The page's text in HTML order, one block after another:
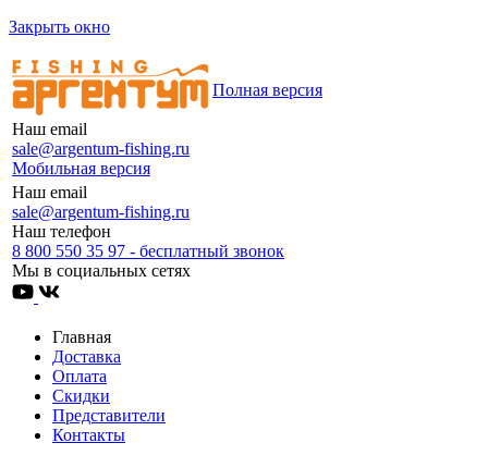
Закрыть окно
Наш email
sale@argentum-fishing.ru
Мобильная версия
Полная версия
Наш email
sale@argentum-fishing.ru
Наш телефон
8 800 550 35 97 - бесплатный звонок
Мы в социальных сетях
Главная
Доставка
Оплата
Скидки
Представители
Контакты